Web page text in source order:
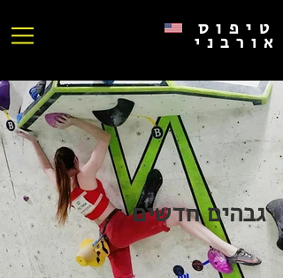
טיפוס
אורבני
גבהיםחדשים